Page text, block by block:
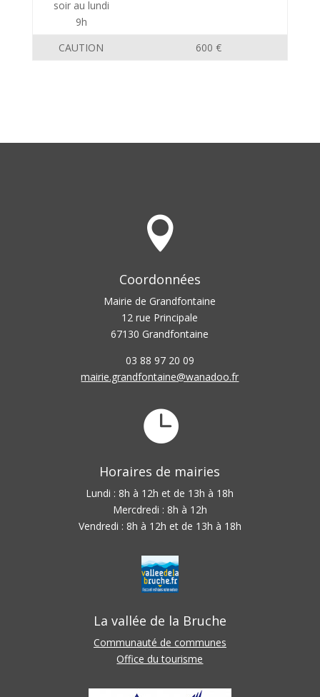
soir au lundi
9h
CAUTION 600 €

Coordonnées
Mairie de Grandfontaine
12 rue Principale
67130 Grandfontaine
03 88 97 20 09
mairie.grandfontaine@wanadoo.fr

Horaires de mairies
Lundi : 8h à 12h et de 13h à 18h
Mercdredi : 8h à 12h
Vendredi : 8h à 12h et de 13h à 18h
La vallée de la Bruche
Communauté de communes
Office du tourisme